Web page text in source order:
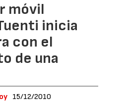
móvil
inicia
con el
de una
15/12/2010